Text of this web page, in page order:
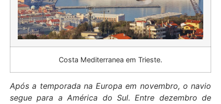
Costa Mediterranea em Trieste.
Após a temporada na Europa em novembro, o navio
segue para a América do Sul. Entre dezembro de